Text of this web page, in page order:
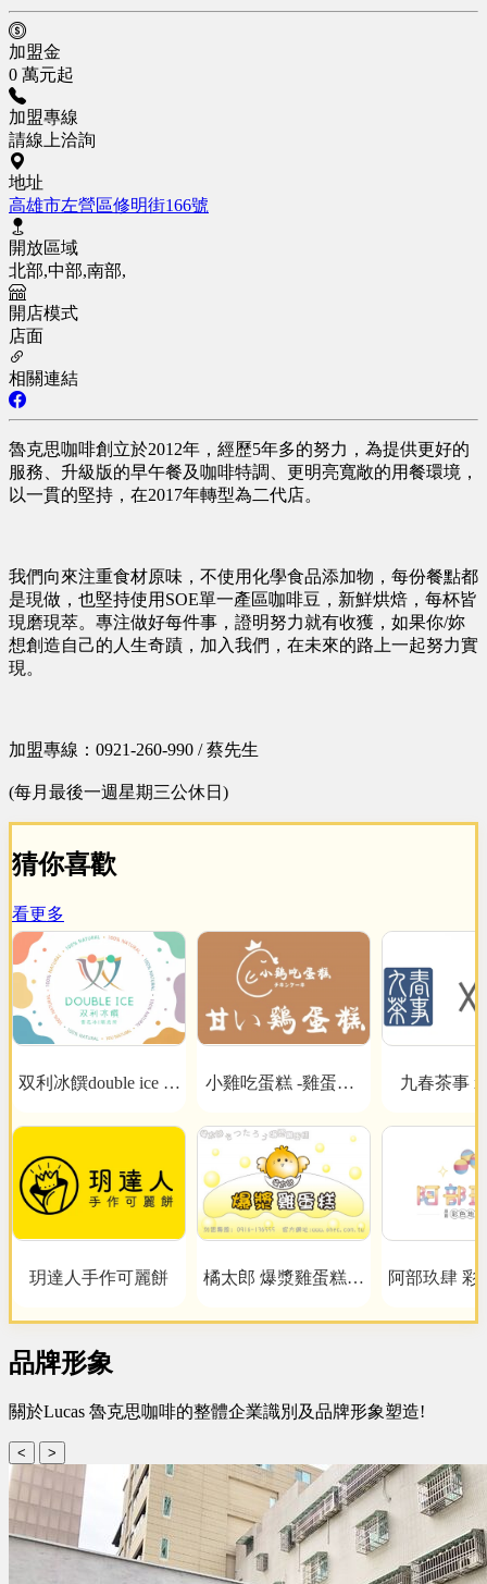
加盟金
0 萬元起
加盟專線
請線上洽詢
地址
高雄市左營區修明街166號
開放區域
北部,中部,南部,
開店模式
店面
相關連結
魯克思咖啡創立於2012年，經歷5年多的努力，為提供更好的
服務、升級版的早午餐及咖啡特調、更明亮寬敞的用餐環境，
以一貫的堅持，在2017年轉型為二代店。
我們向來注重食材原味，不使用化學食品添加物，每份餐點都
是現做，也堅持使用SOE單一產區咖啡豆，新鮮烘焙，每杯皆
現磨現萃。專注做好每件事，證明努力就有收獲，如果你/妳
想創造自己的人生奇蹟，加入我們，在未來的路上一起努力實
現。
加盟專線：0921-260-990 / 蔡先生
(每月最後一週星期三公休日)
猜你喜歡
看更多
双利冰饌double ice 手
玥達人手作可麗餅
小雞吃蛋糕 -雞蛋糕x
橘太郎 爆漿雞蛋糕日
九春茶事
阿部玖肆 彩
品牌形象
關於Lucas 魯克思咖啡的整體企業識別及品牌形象塑造!
< >